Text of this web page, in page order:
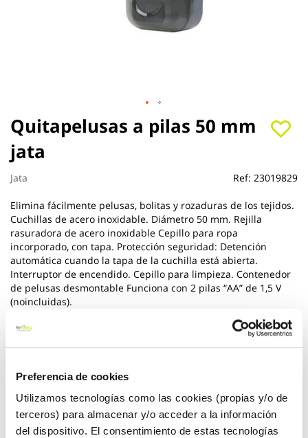
Preferencia de cookies
Utilizamos tecnologías como las cookies (propias y/o de
terceros) para almacenar y/o acceder a la información
del dispositivo. El consentimiento de estas tecnologías
Quitapelusas a pilas 50 mm
jata
Jata Ref: 23019829
Elimina fácilmente pelusas, bolitas y rozaduras de los tejidos.
Cuchillas de acero inoxidable. Diámetro 50 mm. Rejilla
rasuradora de acero inoxidable Cepillo para ropa
incorporado, con tapa. Protección seguridad: Detención
automática cuando la tapa de la cuchilla está abierta.
Interruptor de encendido. Cepillo para limpieza. Contenedor
de pelusas desmontable Funciona con 2 pilas “AA” de 1,5 V
(noincluidas).
Ver más
Añadir al carrito
Saltar
al
comienzo
de
la
galería
de
imágenes